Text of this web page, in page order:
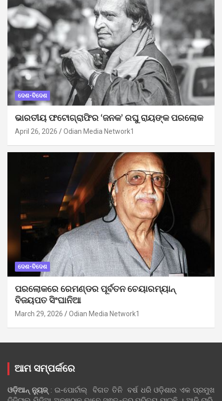
ଦେଶ-ବିଦେଶ
ଭାରତୀୟ ଫଟୋଗ୍ରାଫିର ‘ଜନକ’ ରଘୁ ରାୟଙ୍କ ପରଲୋକ
April 26, 2026 Odian Media Network1
ଦେଶ-ବିଦେଶ
ପରଲୋକରେ ରେମଣ୍ଡର ପୂର୍ବତନ ଚେୟାରମ୍ୟାନ୍
ବିଜୟପତ ସିଂଘାନିଆ
March 29, 2026 Odian Media Network1
ଆମ ସମ୍ପର୍କରେ
ଓଡ଼ିଆନ୍‍ ନ୍ୟୁଜ୍‍: ଇ-ପୋର୍ଟାଲ୍ ବିଗତ ତିନି ବର୍ଷ ଧରି ଓଡ଼ିଶାର ଏକ ପ୍ରମୁଖ